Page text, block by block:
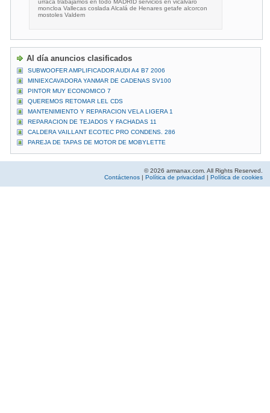
urraca trabajamos en todo MADRID servicios en vicalvaro
moncloa Vallecas coslada Alcalá de Henares getafe alcorcon
mostoles Valdem
Al día anuncios clasificados
SUBWOOFER AMPLIFICADOR AUDI A4 B7 2006
MINIEXCAVADORA YANMAR DE CADENAS SV100
PINTOR MUY ECONOMICO 7
QUEREMOS RETOMAR LEL CDS
MANTENIMIENTO Y REPARACION VELA LIGERA 1
REPARACION DE TEJADOS Y FACHADAS 11
CALDERA VAILLANT ECOTEC PRO CONDENS. 286
PAREJA DE TAPAS DE MOTOR DE MOBYLETTE
© 2026 armanax.com. All Rights Reserved.
Contáctenos | Política de privacidad | Política de cookies